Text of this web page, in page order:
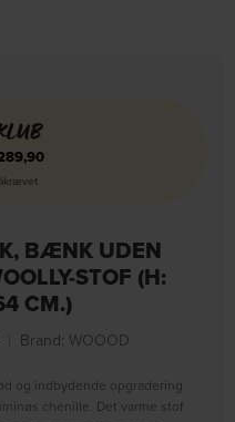
BÆNK UDEN
STOF (H:
CM.)
Brand: WOOOD
og indbydende opgradering
chenille. Det varme stof